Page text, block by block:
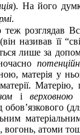
). На його
.
розглядав
називав її
лише за
матерія у
Матерію,
і
вогонь, атоми